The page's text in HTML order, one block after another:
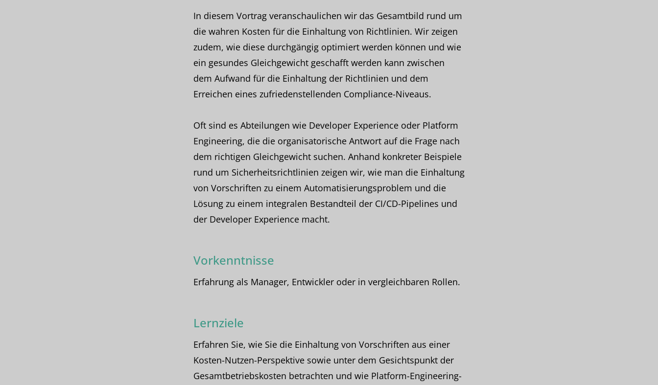
In diesem Vortrag veranschaulichen wir das Gesamtbild rund um
die wahren Kosten für die Einhaltung von Richtlinien. Wir zeigen
zudem, wie diese durchgängig optimiert werden können und wie
ein gesundes Gleichgewicht geschafft werden kann zwischen
dem Aufwand für die Einhaltung der Richtlinien und dem
Erreichen eines zufriedenstellenden Compliance-Niveaus.
Oft sind es Abteilungen wie Developer Experience oder Platform
Engineering, die die organisatorische Antwort auf die Frage nach
dem richtigen Gleichgewicht suchen. Anhand konkreter Beispiele
rund um Sicherheitsrichtlinien zeigen wir, wie man die Einhaltung
von Vorschriften zu einem Automatisierungsproblem und die
Lösung zu einem integralen Bestandteil der CI/CD-Pipelines und
der Developer Experience macht.
Vorkenntnisse
Erfahrung als Manager, Entwickler oder in vergleichbaren Rollen.
Lernziele
Erfahren Sie, wie Sie die Einhaltung von Vorschriften aus einer
Kosten-Nutzen-Perspektive sowie unter dem Gesichtspunkt der
Gesamtbetriebskosten betrachten und wie Platform-Engineering-